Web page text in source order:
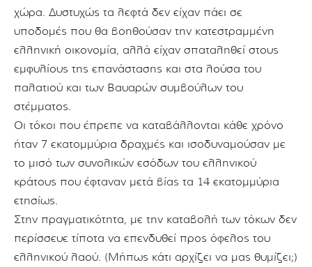
χώρα. Δυστυχώς τα λεφτά δεν είχαν πάει σε
υποδομές που θα βοηθούσαν την κατεστραμμένη
ελληνική οικονομία, αλλά είχαν σπαταληθεί στους
εμφυλίους της επανάστασης και στα λούσα του
παλατιού και των Βαυαρών συμβούλων του
στέμματος.
Οι τόκοι που έπρεπε να καταβάλλονται κάθε χρόνο
ήταν 7 εκατομμύρια δραχμές και ισοδυναμούσαν με
το μισό των συνολικών εσόδων του ελληνικού
κράτους που έφταναν μετά βίας τα 14 εκατομμύρια
ετησίως.
Στην πραγματικότητα, με την καταβολή των τόκων δεν
περίσσευε τίποτα να επενδυθεί προς όφελος του
ελληνικού λαού. (Μήπως κάτι αρχίζει να μας θυμίζει;)